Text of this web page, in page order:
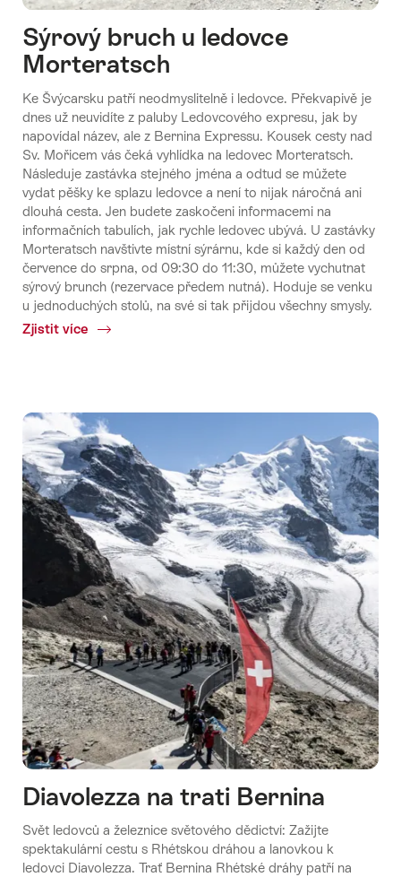
Sýrový bruch u ledovce
Morteratsch
Ke Švýcarsku patří neodmyslitelně i ledovce. Překvapivě je
dnes už neuvidíte z paluby Ledovcového expresu, jak by
napovídal název, ale z Bernina Expressu. Kousek cesty nad
Sv. Mořicem vás čeká vyhlídka na ledovec Morteratsch.
Následuje zastávka stejného jména a odtud se můžete
vydat pěšky ke splazu ledovce a není to nijak náročná ani
dlouhá cesta. Jen budete zaskočeni informacemi na
informačních tabulích, jak rychle ledovec ubývá. U zastávky
Morteratsch navštivte místní sýrárnu, kde si každý den od
července do srpna, od 09:30 do 11:30, můžete vychutnat
sýrový brunch (rezervace předem nutná). Hoduje se venku
u jednoduchých stolů, na své si tak přijdou všechny smysly.
Zjistit více
Common.Of
Morteratsch
Diavolezza na trati Bernina
Svět ledovců a železnice světového dědictví: Zažijte
spektakulární cestu s Rhétskou dráhou a lanovkou k
ledovci Diavolezza. Trať Bernina Rhétské dráhy patří na